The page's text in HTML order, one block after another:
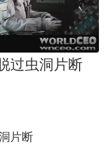
过虫洞片断
片断